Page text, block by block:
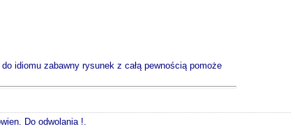
idiomu zabawny rysunek z całą pewnością pomoże
Do odwolania !.